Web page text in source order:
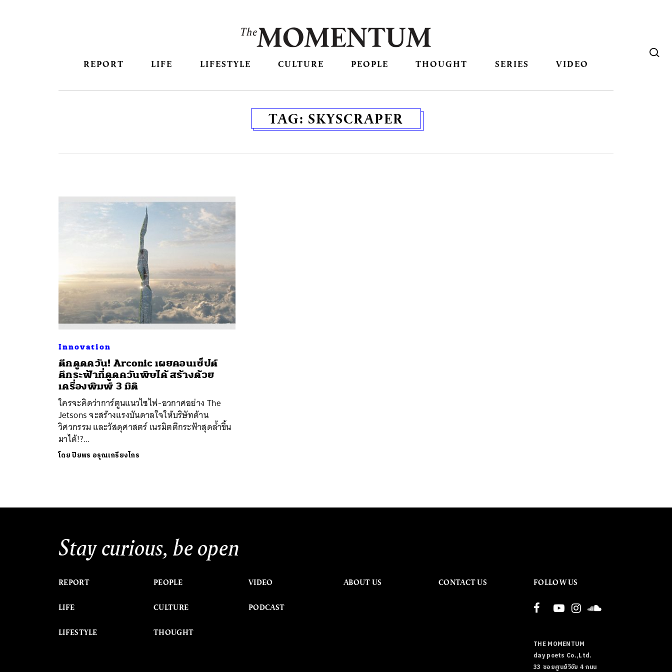
REPORT LIFE LIFESTYLE CULTURE PEOPLE THOUGHT SERIES VIDEO
TAG: SKYSCRAPER
Innovation
ตึกดูดควัน! Arconic เผยคอนเซ็ปต์
ตึกระฟ้าที่ดูดควันพิษได้ สร้างด้วย
เครื่องพิมพ์ 3 มิติ
ใครจะคิดว่าการ์ตูนแนวไซไฟ-อวกาศอย่าง The
Jetsons จะสร้างแรงบันดาลใจให้บริษัทด้าน
วิศวกรรม และวัสดุศาสตร์ เนรมิตตึกระฟ้าสุดล้ำขึ้น
มาได้!?...
โดยปิยพร อรุณเกรียงไกร
Stay curious, be open
REPORT
LIFE
LIFESTYLE
PEOPLE
CULTURE
THOUGHT
VIDEO
PODCAST
ABOUT US CONTACT US FOLLOW US
THE MOMENTUM
day poets Co.,Ltd.
33 ซอยศูนย์วิจัย 4 ถนน
ค้นหา